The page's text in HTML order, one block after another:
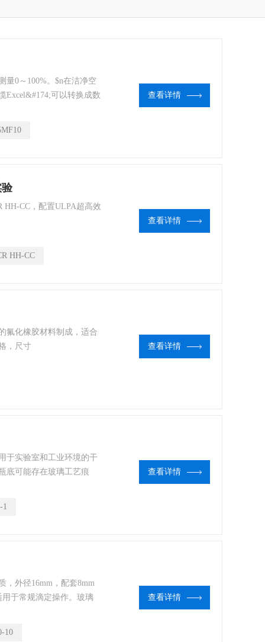
量0～100%。$n在洁净空
Excel&#174;可以转换成数
查看详情
HH-CC，配置ULPA超高效
HH-CC
查看详情
氟化橡胶材料制成，适合
，尺寸
查看详情
于实验室和工业环境的干
底可能存在玻璃工艺痕
1
查看详情
，外径16mm，配套8mm
于常规滴定操作。玻璃
适用于精密计量检测。
10
查看详情